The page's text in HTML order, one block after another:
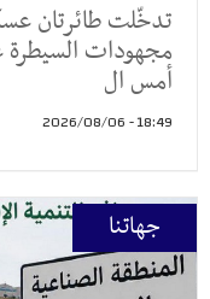
تدخّلت طائرتان
مجهودات السيطرة
أمس ال
18:49 - 2026/08/06
جهاتنا